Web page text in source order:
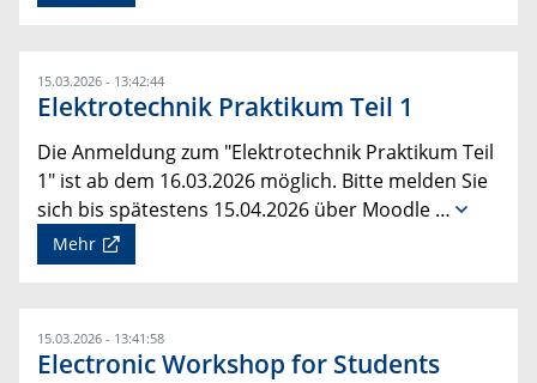
15.03.2026 - 13:42:44
Elektrotechnik Praktikum Teil 1
Die Anmeldung zum "Elektrotechnik Praktikum Teil
1" ist ab dem 16.03.2026 möglich. Bitte melden Sie
sich bis spätestens 15.04.2026 über Moodle …
Mehr
15.03.2026 - 13:41:58
Electronic Workshop for Students